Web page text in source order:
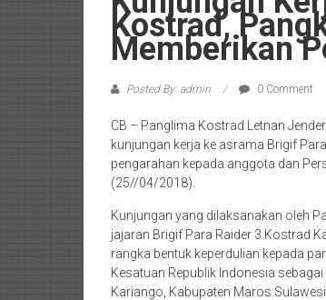
Kostrad,
Memberikan
Posted By: admin 0 Comment
CB – Panglima Kostrad Letnan
kunjungan kerja ke asrama Brigif
pengarahan kepada anggota dan
(25//04/2018).
Kunjungan yang dilaksanakan oleh
jajaran Brigif Para Raider 3 Kostrad
rangka bentuk keperdulian kepada
Kesatuan Republik Indonesia
Kariango, Kabupaten Maros